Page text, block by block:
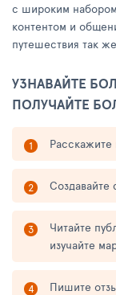
с широким
контентом и
путешествия так
УЗНАВАЙТЕ
ПОЛУЧАЙТЕ
Расскажите
Создавайте
Читайте
изучайте
Пишите